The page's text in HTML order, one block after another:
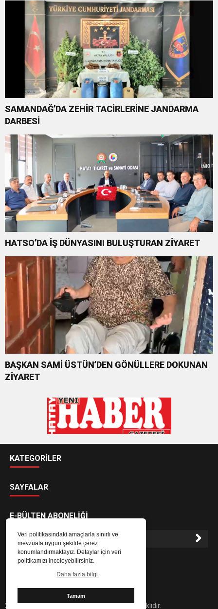
Veri politikasındaki amaçlarla sınırlı ve
mevzuata uygun şekilde çerez
konumlandırmaktayız. Detaylar için veri
politikamızı inceleyebilirsiniz.
Daha fazla bilgi
Tamam
SAMANDAĞ’DA ZEHİR TACİRLERİNE JANDARMA
DARBESİ
HATSO’DA İŞ DÜNYASINI BULUŞTURAN ZİYARET
BAŞKAN SAMİ ÜSTÜN’DEN GÖNÜLLERE DOKUNAN
ZİYARET
KATEGORİLER
SAYFALAR
E-BÜLTEN ABONELİĞİ
E-Bülten aboneliği ile haberlere daha hızlı erişin.
2024 Hatay Yeni Haber Gazetesi - Her hakkı saklıdır.